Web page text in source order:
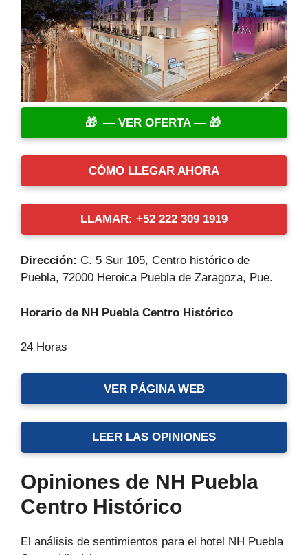
— VER OFERTA —
CÓMO LLEGAR AHORA
LLAMAR: +52 222 309 1919
Dirección: C. 5 Sur 105, Centro histórico de
Puebla, 72000 Heroica Puebla de Zaragoza, Pue.
Horario de NH Puebla Centro Histórico
24 Horas
VER PÁGINA WEB
LEER LAS OPINIONES
Opiniones de NH Puebla
Centro Histórico
El análisis de sentimientos para el hotel NH Puebla